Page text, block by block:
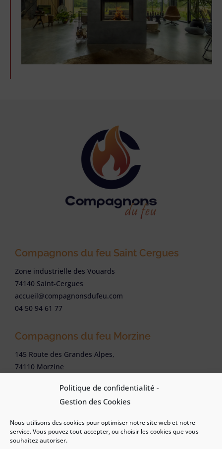
Politique de confidentialité -
Gestion des Cookies
Nous utilisons des cookies pour optimiser notre site web et notre
service. Vous pouvez tout accepter, ou choisir les cookies que vous
souhaitez autoriser.
Compagnons du feu Saint Cergues
Zone industrielle des Vouards
74140 Saint-Cergues
accueil@compagnonsdufeu.com
04 50 94 61 77
Compagnons du feu Morzine
145 Route des Grandes Alpes,
74110 Morzine
04 50 37 72 72
© 2026 – Site créé et référencé par APG Web
Conseil –Mentions légales–Politique